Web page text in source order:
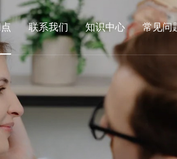
联系我们 知识中心 常见问